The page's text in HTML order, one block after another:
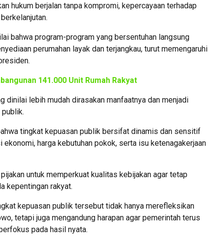
hukum berjalan tanpa kompromi, kepercayaan terhadap
bahwa program-program yang bersentuhan langsung
perumahan layak dan terjangkau, turut memengaruhi
141.000 Unit Rumah Rakyat
dinilai lebih mudah dirasakan manfaatnya dan menjadi
tingkat kepuasan publik bersifat dinamis dan sensitif
harga kebutuhan pokok, serta isu ketenagakerjaan
untuk memperkuat kualitas kebijakan agar tetap
kepentingan rakyat.
kepuasan publik tersebut tidak hanya merefleksikan
tetapi juga mengandung harapan agar pemerintah terus
pada hasil nyata.